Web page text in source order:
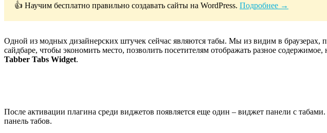
👍 Научим бесплатно правильно создавать сайты на WordPress. Подробнее →
Одной из модных дизайнерских штучек сейчас являются табы. Мы из видим в браузерах,
сайдбаре, чтобы экономить место, позволить посетителям отображать разное
Tabber Tabs Widget.
После активации плагина среди виджетов появляется еще один – виджет панели с
панель табов.